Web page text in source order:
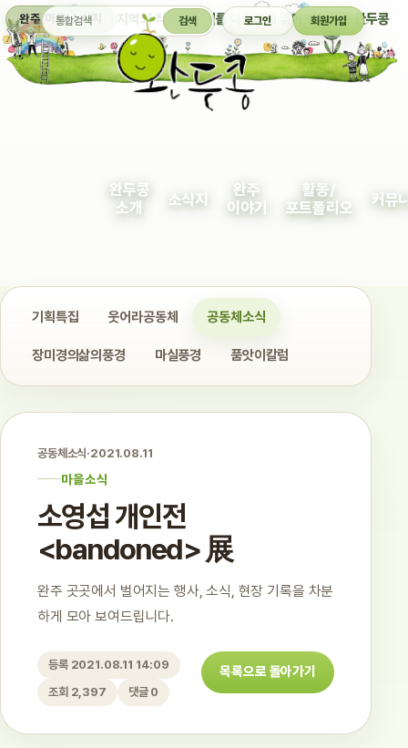
완주 마을 소식지 지역의 작은 이야기를 다정하게 엮어 보여주는 완두콩
통합검색 검색 로그인 회원가입
완두콩
소개
소식지
완주
이야기
활동/
포트폴리오
커뮤
기획특집 웃어라공동체 공동체소식
장미경의삶의풍경 마실풍경 품앗이칼럼
공동체소식·2021.08.11
마을소식
소영섭 개인전
<bandoned> 展
완주 곳곳에서 벌어지는 행사, 소식, 현장 기록을 차분
하게 모아 보여드립니다.
등록 2021.08.11 14:09
조회 2,397
댓글 0
목록으로 돌아가기